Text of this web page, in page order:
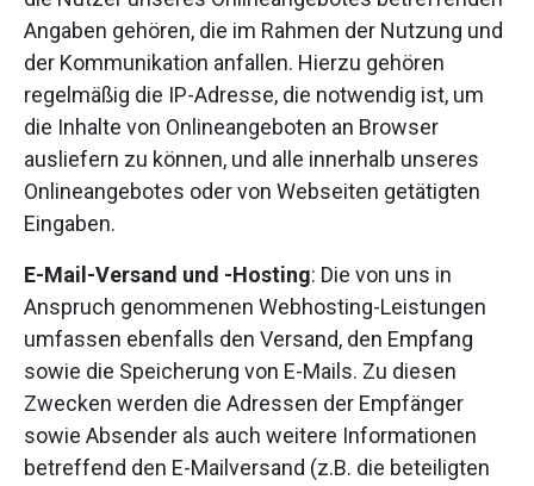
Angaben gehören, die im Rahmen der Nutzung und
der Kommunikation anfallen. Hierzu gehören
regelmäßig die IP-Adresse, die notwendig ist, um
die Inhalte von Onlineangeboten an Browser
ausliefern zu können, und alle innerhalb unseres
Onlineangebotes oder von Webseiten getätigten
Eingaben.
E-Mail-Versand und -Hosting: Die von uns in
Anspruch genommenen Webhosting-Leistungen
umfassen ebenfalls den Versand, den Empfang
sowie die Speicherung von E-Mails. Zu diesen
Zwecken werden die Adressen der Empfänger
sowie Absender als auch weitere Informationen
betreffend den E-Mailversand (z.B. die beteiligten